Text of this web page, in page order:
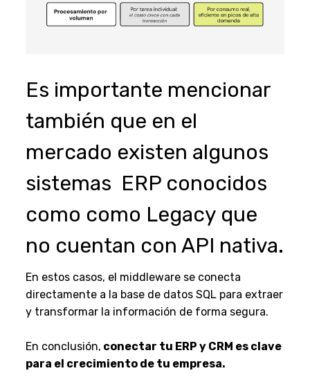
Es importante mencionar
también que en el
mercado existen algunos
sistemas ERP conocidos
como como Legacy que
no cuentan con API nativa.
En estos casos, el middleware se conecta
directamente a la base de datos SQL para extraer
y transformar la información de forma segura.
En conclusión, conectar tu ERP y CRM es clave
para el crecimiento de tu empresa.